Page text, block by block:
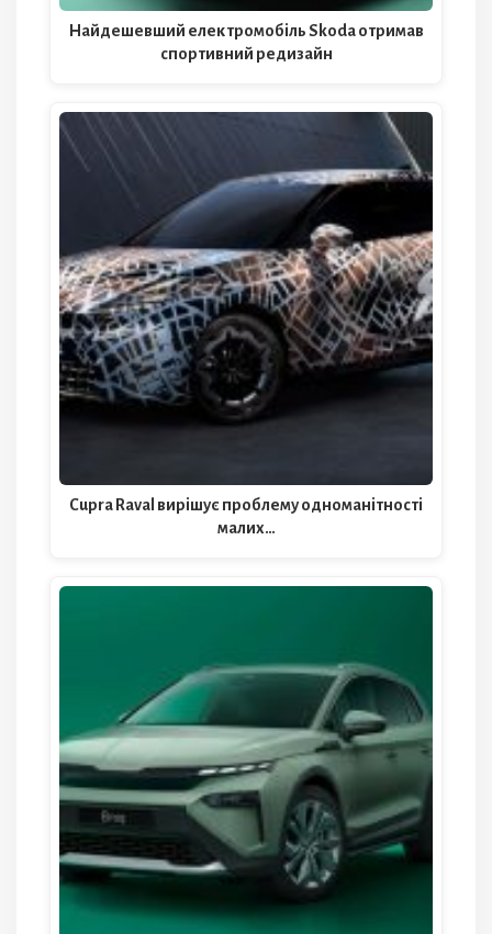
Найдешевший електромобіль Skoda отримав
спортивний редизайн
Cupra Raval вирішує проблему одноманітності
малих…